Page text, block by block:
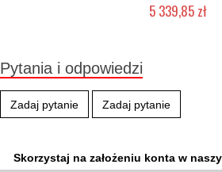
5 339,85 zł
Pytania i odpowiedzi
Zadaj pytanie Zadaj pytanie
Skorzystaj na założeniu konta w